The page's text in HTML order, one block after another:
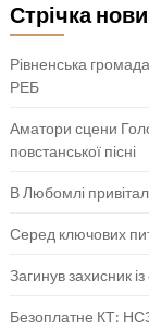
Стрічка
Рівненська
РЕБ
Аматори сцени
повстанської пісні
В Любомлі
Серед ключових
Загинув захисник
Безоплатне КТ: